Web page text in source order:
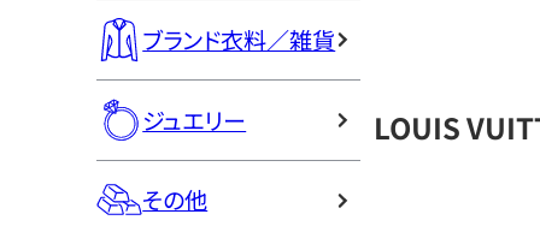
ブランド衣料／雑貨
ジュエリー
その他
LOUIS